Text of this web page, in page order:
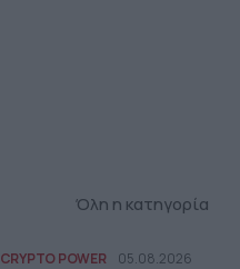
Όλη η κατηγορία
CRYPTO POWER 05.08.2026